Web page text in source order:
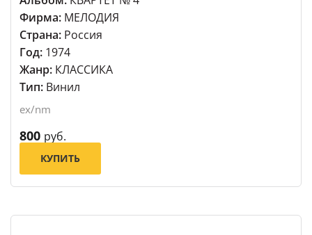
Фирма: МЕЛОДИЯ
Страна: Россия
Год: 1974
Жанр: КЛАССИКА
Тип: Винил
ex/nm
800 руб.
КУПИТЬ